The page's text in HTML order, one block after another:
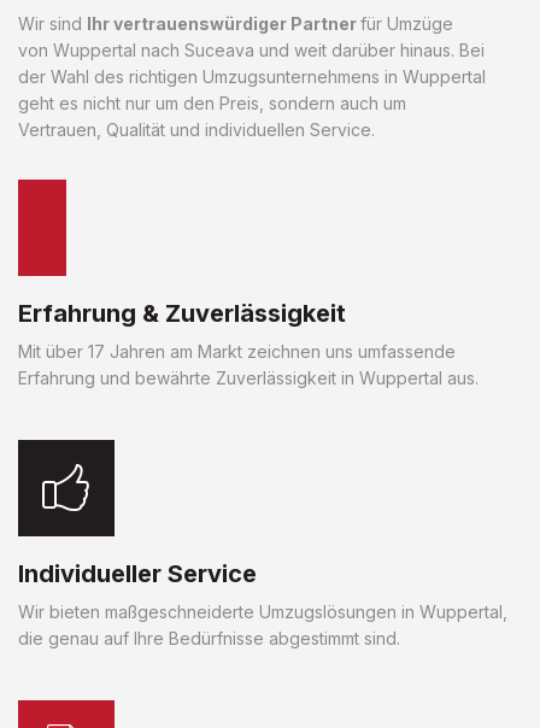
Wir sind Ihr vertrauenswürdiger Partnerfür Umzüge
von Wuppertal nach Suceava und weit darüber hinaus. Bei
der Wahl des richtigen Umzugsunternehmens in Wuppertal
geht es nicht nur um den Preis, sondern auch um
Vertrauen, Qualität und individuellen Service.
Erfahrung & Zuverlässigkeit
Mit über 17 Jahren am Markt zeichnen uns umfassende
Erfahrung und bewährte Zuverlässigkeit in Wuppertal aus.
Individueller Service
Wir bieten maßgeschneiderte Umzugslösungen in Wuppertal,
die genau auf Ihre Bedürfnisse abgestimmt sind.